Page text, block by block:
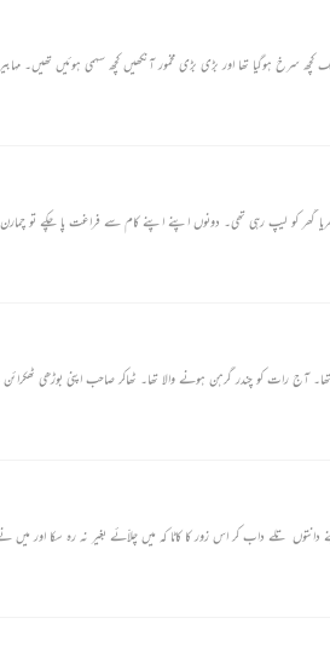
تھا۔ آج رات کو چندر گرہن ہونے والا تھا۔ ٹھاکر صاحب اپنی بوڑھی
دانتوں تلے داب کر اس زور کا کاٹا کہ میں چلاّئے بغیر نہ رہ سکا